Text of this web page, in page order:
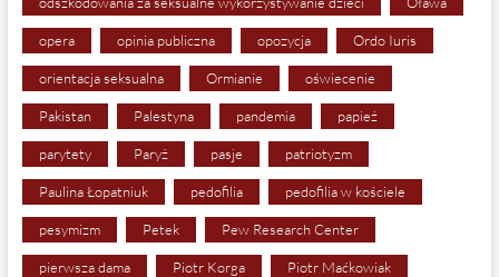
opera opinia publiczna opozycja Ordo Iuris
orientacja seksualna Ormianie oświecenie
Pakistan Palestyna pandemia papież
parytety Paryż pasje patriotyzm
Paulina Łopatniuk pedofilia pedofilia w kościele
pesymizm Petek Pew Research Center
pierwsza dama Piotr Korga Piotr Maćkowiak